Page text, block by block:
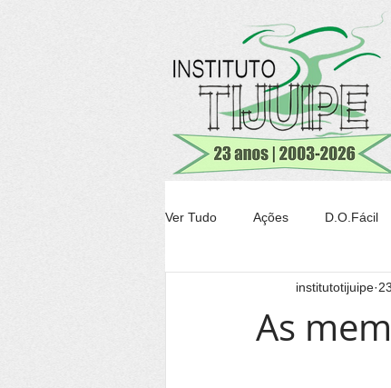
Ver Tudo Ações D.O.Fácil
Transparência
As
institutotijuipe